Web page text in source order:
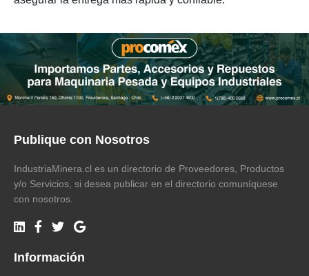
Publique con Nosotros
IndustriaMinera.cl es un directorio de Proveedores, Productos
y/o Servicios, si desea publicar en el directorio comuníquese
con nosotros.
Información